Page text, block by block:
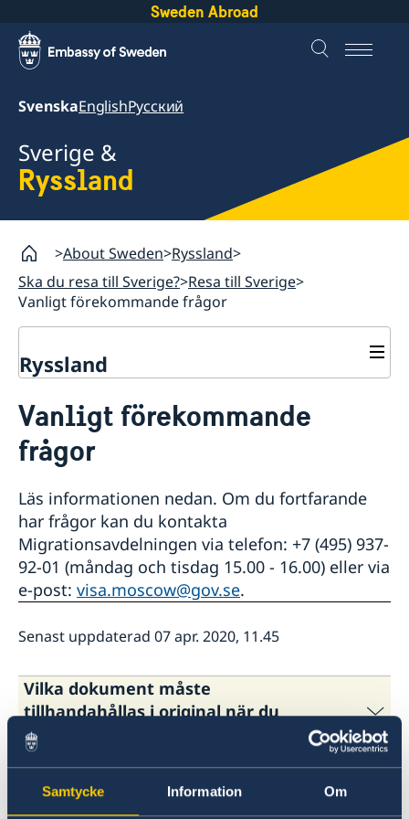
Samtycke Information Om
Sweden Abroad
SvenskaEnglishРусский
Sverige &
Ryssland
About Sweden Ryssland
Ska du resa till Sverige? Resa till Sverige
Vanligt förekommande frågor
Ryssland
Resa till Sverige
Basfakta
Söka visum
Så ansöker du
Visum för flera inresor
Dokument som krävs
Turistbesök - extra dokument
Besöka släkt och vänner - extra dokument
Affärsbesök - extra dokument
dokument
Medicinsk reseförsäkring
Uppehållstillstånd för besök (Besöka Sverige
längre tid än 90 dagar)
Basfakta
Så ansöker du
Nödvändiga dokument
Avgifter
Nationell visering
EU Entry/Exit System
Avgifter
Överklaga
Varning för nätbedrägerier
Vanligt förekommande
frågor
Läs informationen nedan. Om du fortfarande
har frågor kan du kontakta
Migrationsavdelningen via telefon: +7 (495) 937-
92-01 (måndag och tisdag 15.00 - 16.00) eller via
e-post: visa.moscow@gov.se.
Senast uppdaterad 07 apr. 2020, 11.45
Vilka dokument måste
tillhandahållas i original när du
ansöker om visum?
Följande dokument måste tillhandahållas i
original:
Kan jag få en försäkring efter att
jag har fått visum?